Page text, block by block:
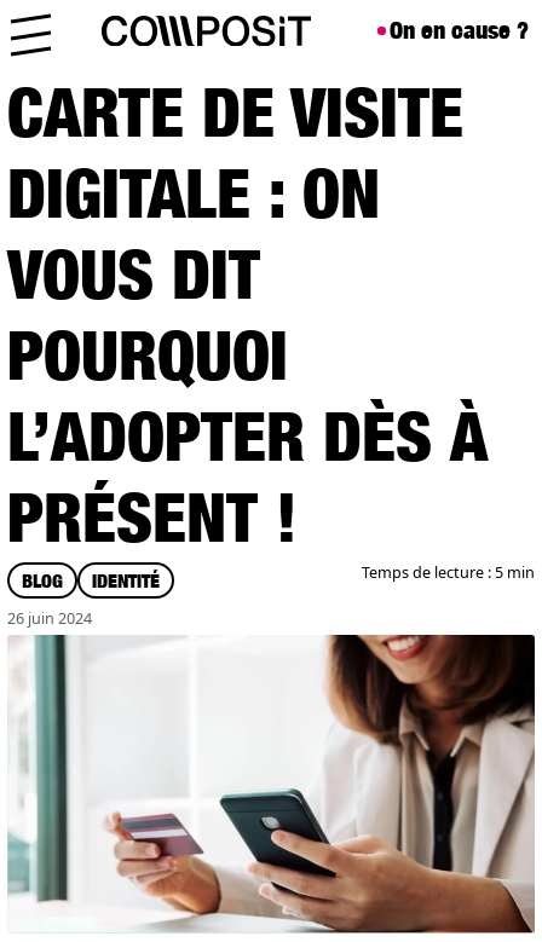
Aller au contenu
Skip to footer
Menu
On en cause ?
CARTE DE VISITE
DIGITALE : ON
VOUS DIT
POURQUOI
L’ADOPTER DÈS À
PRÉSENT !
BLOG IDENTITÉ
26 juin 2024
Temps de lecture : 5 min